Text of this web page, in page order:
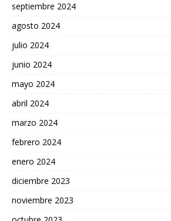
septiembre 2024
agosto 2024
julio 2024
junio 2024
mayo 2024
abril 2024
marzo 2024
febrero 2024
enero 2024
diciembre 2023
noviembre 2023